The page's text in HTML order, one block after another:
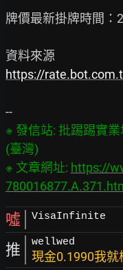
牌價最新掛牌時間：
https://
※ 發信站: 批踢踢實
(臺灣)
※ 文章網址: https://
噓 VisaInfinite
推 wellwed
現金0.1990我就